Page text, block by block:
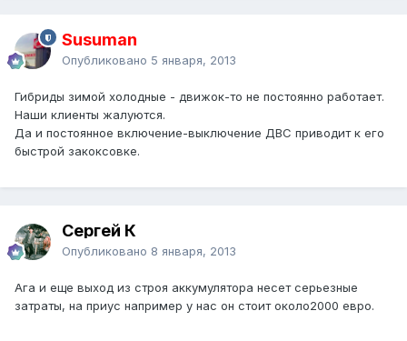
Susuman
Опубликовано 5 января, 2013
Гибриды зимой холодные - движок-то не постоянно работает.
Наши клиенты жалуются.
Да и постоянное включение-выключение ДВС приводит к его
быстрой закоксовке.
Сергей К
Опубликовано 8 января, 2013
Ага и еще выход из строя аккумулятора несет серьезные
затраты, на приус например у нас он стоит около2000 евро.